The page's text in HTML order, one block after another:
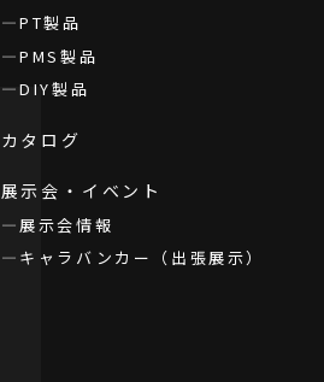
PT製品
PMS製品
DIY製品
カタログ
展示会・イベント
展示会情報
キャラバンカー（出張展示）